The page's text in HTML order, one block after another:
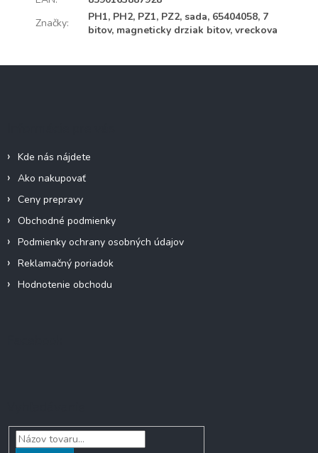
Značky:
PH1, PH2, PZ1, PZ2, sada, 65404058, 7
bitov, magneticky drziak bitov, vreckova
Kde nás nájdete
Ako nakupovať
Ceny prepravy
Obchodné podmienky
Podmienky ochrany osobných údajov
Reklamačný poriadok
Hodnotenie obchodu